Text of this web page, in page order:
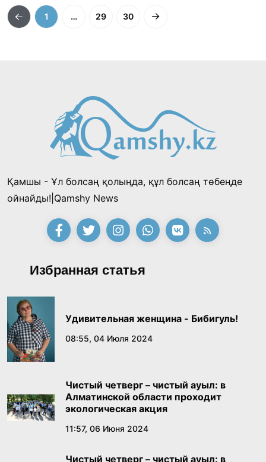
1 … 29 30
Қамшы - Ұл болсаң қолыңда, құл болсаң төбеңде
ойнайды!|Qamshy News
Избранная статья
Удивительная женщина - Бибигуль!
08:55, 04 Июля 2024
Чистый четверг – чистый ауыл: в
Алматинской области проходит
экологическая акция
11:57, 06 Июня 2024
Чистый четверг – чистый ауыл: в